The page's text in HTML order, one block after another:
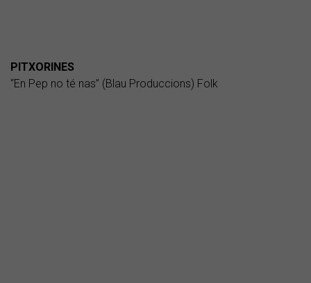
PITXORINES
“En Pep no té nas” (Blau Produccions) Folk